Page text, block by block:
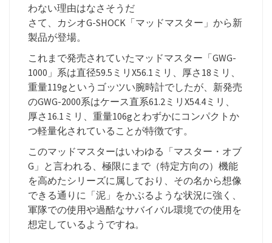
わない理由はなさそうだ
さて、カシオG-SHOCK「マッドマスター」から新
製品が登場。
これまで発売されていたマッドマスター「GWG-
1000」系は直径59.5ミリX56.1ミリ、厚さ18ミリ、
重量119gというゴッツい腕時計でしたが、新発売
のGWG-2000系はケース直系61.2ミリX54.4ミリ、
厚さ16.1ミリ、重量106gとわずかにコンパクトか
つ軽量化されていることが特徴です。
このマッドマスターはいわゆる「マスター・オブ
G」と言われる、極限にまで（特定方向の）機能
を高めたシリーズに属しており、その名から想像
できる通りに「泥」をかぶるような状況に強く、
軍隊での使用や過酷なサバイバル環境での使用を
想定しているようですね。